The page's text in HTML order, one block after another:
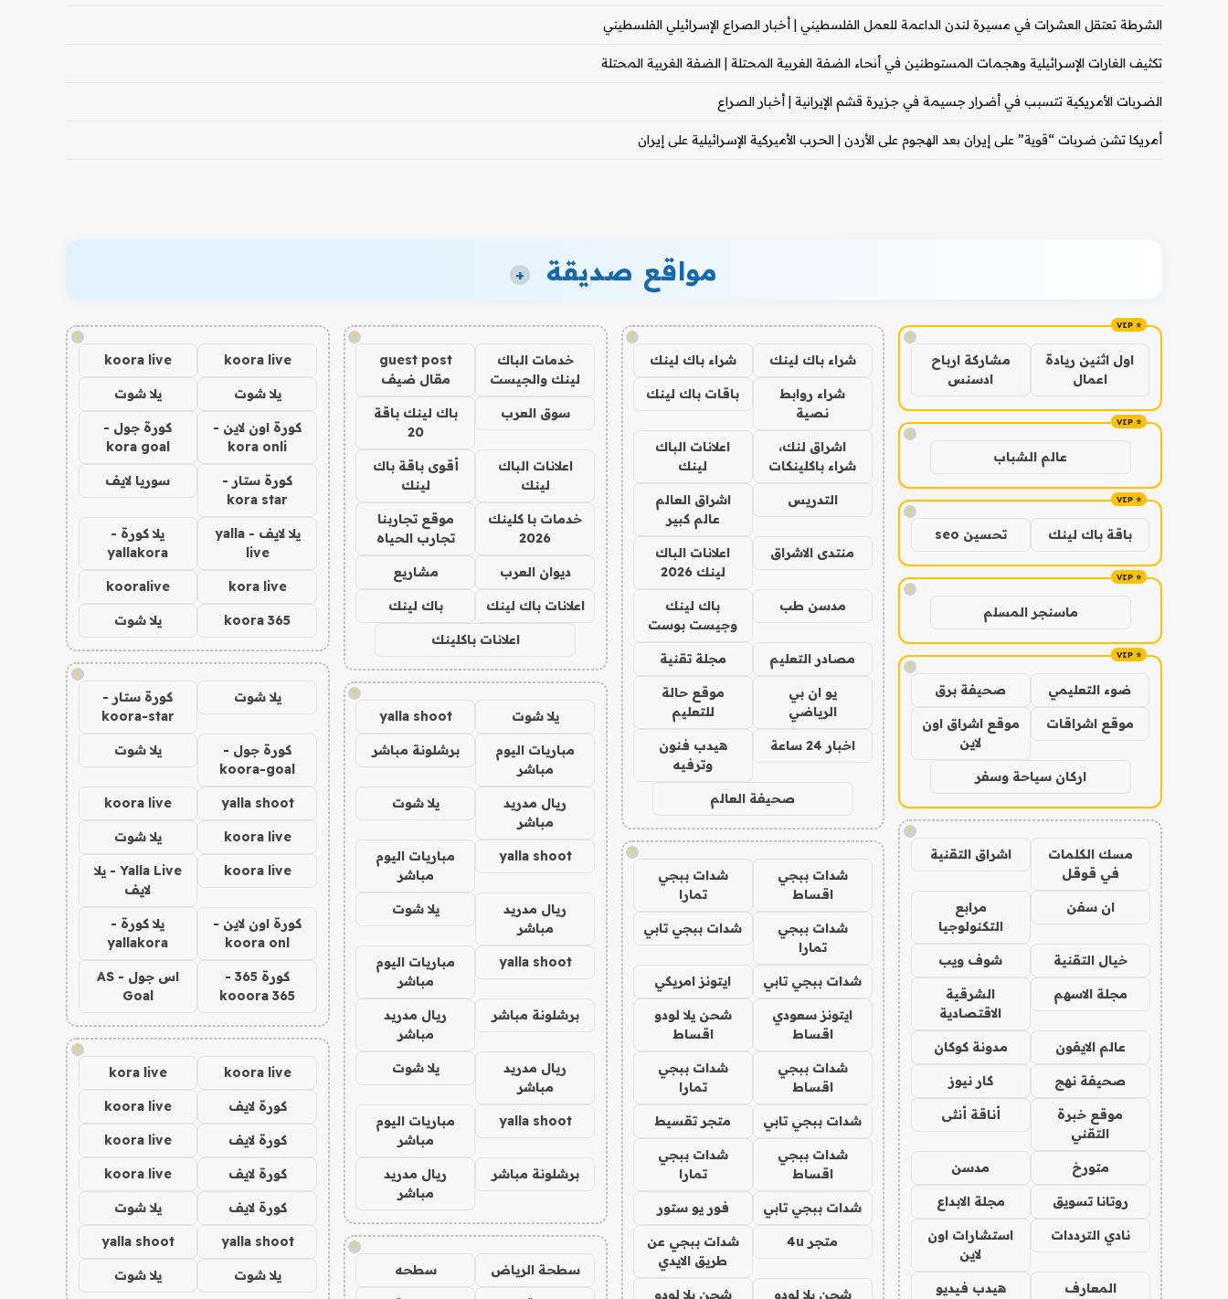
الشرطة تعتقل العشرات في مسيرة لندن الداعمة للعمل الفلسطيني | أخبار الصراع الإسرائيلي الفلسطيني
تكثيف الغارات الإسرائيلية وهجمات المستوطنين في أنحاء الضفة الغربية المحتلة | الضفة الغربية المحتلة
الضربات الأمريكية تتسبب في أضرار جسيمة في جزيرة قشم الإيرانية | أخبار الصراع
أمريكا تشن ضربات “قوية” على إيران بعد الهجوم على الأردن | الحرب الأميركية الإسرائيلية على إيران
مواقع صديقة +
!
اول اثنين ريادة
اعمال
مشاركة ارباح
ادسنس
!
عالم الشباب
!
باقة باك لينك تحسين seo
!
ماسنجر المسلم
!
ضوء التعليمي صحيفة برق
موقع اشراقات
موقع اشراق اون
لاين
اركان سياحة وسفر
!
مسك الكلمات
في قوقل
اشراق التقنية
ان سفن
مرابع
التكنولوجيا
خيال التقنية شوف ويب
مجلة الاسهم
الشرقية
الاقتصادية
عالم الايفون مدونة كوكان
صحيفة نهج كار نيوز
موقع خبرة
التقني
أناقة أنثى
متورخ مدسن
روتانا تسويق مجلة الابداع
نادي الترددات
استشارات اون
لاين
المعارف هيدب فيديو
!
شراء باك لينك شراء باك لينك
شراء روابط
نصية
باقات باك لينك
اشراق لنك،
شراء باكلينكات
اعلانات الباك
لينك
التدريس
اشراق العالم
عالم كبير
منتدى الاشراق
اعلانات الباك
لينك 2026
مدسن طب
باك لينك
وجيست بوست
مصادر التعليم مجلة تقنية
يو ان بي
الرياضي
موقع حالة
للتعليم
اخبار 24 ساعة
هيدب فنون
وترفيه
صحيفة العالم
!
شدات ببجي
اقساط
شدات ببجي
تمارا
شدات ببجي
تمارا
شدات ببجي تابي
شدات ببجي تابي ايتونز امريكي
ايتونز سعودي
اقساط
شحن يلا لودو
اقساط
شدات ببجي
اقساط
شدات ببجي
تمارا
شدات ببجي تابي متجر تقسيط
شدات ببجي
اقساط
شدات ببجي
تمارا
شدات ببجي تابي فور يو ستور
متجر 4u
شدات ببجي عن
طريق الايدي
شحن يلا لودو شحن يلا لودو
!
خدمات الباك
لينك والجيست
guest post
مقال ضيف
سوق العرب
باك لينك باقة
20
اعلانات الباك
لينك
أقوى باقة باك
لينك
خدمات با كلينك
2026
موقع تجاربنا
تجارب الحياه
ديوان العرب مشاريع
اعلانات باك لينك باك لينك
اعلانات باكلينك
!
يلا شوت yalla shoot
مباريات اليوم
مباشر
برشلونة مباشر
ريال مدريد
مباشر
يلا شوت
yalla shoot
مباريات اليوم
مباشر
ريال مدريد
مباشر
يلا شوت
yalla shoot
مباريات اليوم
مباشر
برشلونة مباشر
ريال مدريد
مباشر
ريال مدريد
مباشر
يلا شوت
yalla shoot
مباريات اليوم
مباشر
برشلونة مباشر
ريال مدريد
مباشر
!
سطحة الرياض سطحه
!
koora live
koora live
يلا شوت يلا شوت
كورة اون لاين -
kora onli
كورة جول -
kora goal
كورة ستار -
kora star
سوريا لايف
يلا لايف - yalla
live
يلا كورة -
yallakora
kora live
kooralive
koora 365 يلا شوت
!
يلا شوت
كورة ستار -
koora-star
كورة جول -
koora-goal
يلا شوت
yalla shoot
koora live
koora live يلا شوت
koora live
Yalla Live - يلا
لايف
كورة اون لاين -
koora onl
يلا كورة -
yallakora
كورة 365 -
kooora 365
اس جول - AS
Goal
!
koora live
kora live
كورة لايف koora live
كورة لايف koora live
كورة لايف koora live
كورة لايف يلا شوت
yalla shoot
yalla shoot
يلا شوت يلا شوت